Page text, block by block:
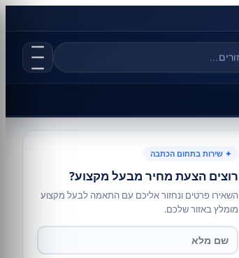
✦ שירות בתחום הכתבה
רוצים הצעת מחיר מבעל מקצוע?
השאירו פרטים ונחזור אליכם עם התאמה לבעל מקצוע
מומלץ באזור שלכם.